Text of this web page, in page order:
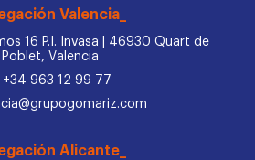
Valencia_
16 P.I. Invasa | 46930 Quart de
Poblet, Valencia
+34 963 12 99 77
Alicante_